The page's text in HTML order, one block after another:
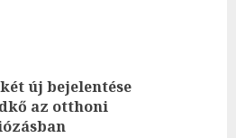
új bejelentése
az otthoni